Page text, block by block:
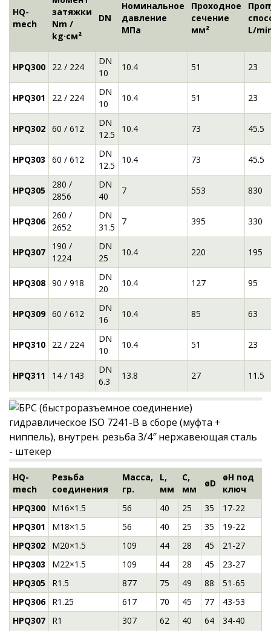
HQ-
mech
затяжки
Nm /
kg·см²
DN
Номинальное
давление
МПа
Проходное
сечение
мм²
L/
HPQ300 22 / 224
DN
10
10.4 51 23
HPQ301 22 / 224
DN
10
10.4 51 23
HPQ302 60 / 612
DN
12.5
10.4 73 45.5
HPQ303 60 / 612
DN
12.5
10.4 73 45.5
HPQ305
280 /
2856
DN
40
7 553 830
HPQ306
260 /
2652
DN
31.5
7 395 330
HPQ307
190 /
1224
DN
25
10.4 220 195
HPQ308 90 / 918
DN
20
10.4 127 95
HPQ309 60 / 612
DN
16
10.4 85 63
HPQ310 22 / 224
DN
10
10.4 51 23
HPQ311 14 / 143
DN
6.3
13.8 27 11.5
HQ-
mech
Резьба
соединения
Масса,
гр.
L,
мм
C,
мм
øD
øH под
ключ
HPQ300
M16×1.5 56 40 25 35
17-22
HPQ301
M18×1.5 56 40 25 35
19-22
HPQ302
M20×1.5 109 44 28 45
21-27
HPQ303
M22×1.5 109 44 28 45
23-27
HPQ305
R1.5 877 75 49 88
51-65
HPQ306
R1.25 617 70 45 77
43-53
HPQ307
R1 307 62 40 64
34-40